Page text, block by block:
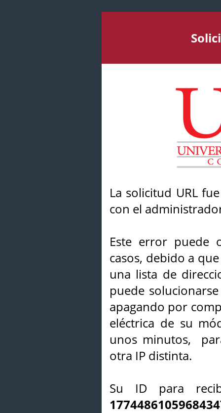
La solicitud URL
con el
Este error puede
casos, debido a
una lista de
puede
apagando por
eléctrica de su
unos minutos,
otra IP distinta.
Su ID para